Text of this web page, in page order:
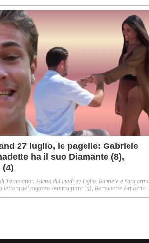
e si avvicina a Lory.
27 luglio, le pagelle: Gabriele
ha il suo Diamante (8),
(4)
Temptation Island di lunedì 27 luglio: Gabriele e Sara
lettera del ragazzo sembra finta (5), Bernadette è riuscita